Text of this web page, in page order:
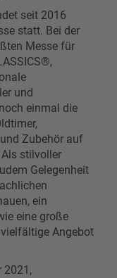
seit 2016
statt. Bei der
Messe für
und
einmal die
Zubehör auf
stilvoller
Gelegenheit
ein
eine große
Angebot
2021,